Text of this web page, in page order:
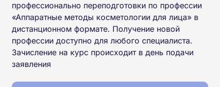
профессионально переподготовки по профессии
«Аппаратные методы косметологии для лица» в
дистанционном формате. Получение новой
профессии доступно для любого специалиста.
Зачисление на курс происходит в день подачи
заявления